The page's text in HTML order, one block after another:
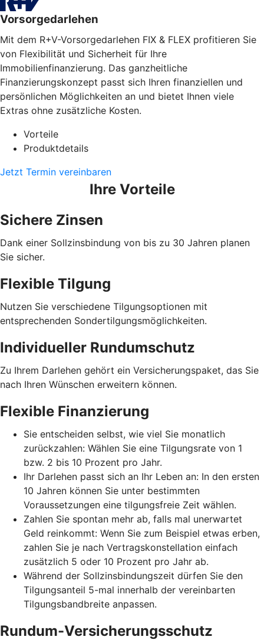
Vorsorgedarlehen
Mit dem R+V-Vorsorgedarlehen FIX & FLEX profitieren Sie
von Flexibilität und Sicherheit für Ihre
Immobilienfinanzierung. Das ganzheitliche
Finanzierungskonzept passt sich Ihren finanziellen und
persönlichen Möglichkeiten an und bietet Ihnen viele
Extras ohne zusätzliche Kosten.
Vorteile
Produktdetails
Jetzt Termin vereinbaren
Ihre Vorteile
Sichere Zinsen
Dank einer Sollzinsbindung von bis zu 30 Jahren planen
Sie sicher.
Flexible Tilgung
Nutzen Sie verschiedene Tilgungsoptionen mit
entsprechenden Sondertilgungsmöglichkeiten.
Individueller Rundumschutz
Zu Ihrem Darlehen gehört ein Versicherungspaket, das Sie
nach Ihren Wünschen erweitern können.
Flexible Finanzierung
Sie entscheiden selbst, wie viel Sie monatlich
zurückzahlen: Wählen Sie eine Tilgungsrate von 1
bzw. 2 bis 10 Prozent pro Jahr.
Ihr Darlehen passt sich an Ihr Leben an: In den ersten
10 Jahren können Sie unter bestimmten
Voraussetzungen eine tilgungsfreie Zeit wählen.
Zahlen Sie spontan mehr ab, falls mal unerwartet
Geld reinkommt: Wenn Sie zum Beispiel etwas erben,
zahlen Sie je nach Vertragskonstellation einfach
zusätzlich 5 oder 10 Prozent pro Jahr ab.
Während der Sollzinsbindungszeit dürfen Sie den
Tilgungsanteil 5-mal innerhalb der vereinbarten
Tilgungsbandbreite anpassen.
Rundum-Versicherungsschutz